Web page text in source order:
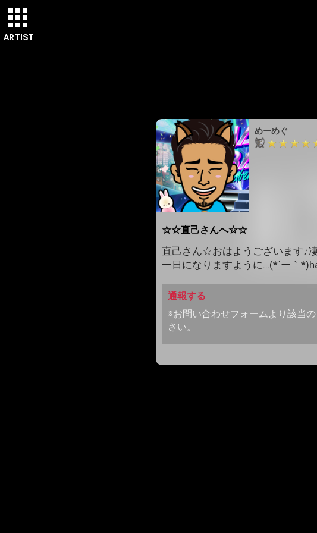
ARTIST
めーめぐ
☆☆直己さんへ☆☆
直己さん☆おはようございます♪
一日になりますように…(*´ー｀
通報する
※お問い合わせフォームより該当
さい。